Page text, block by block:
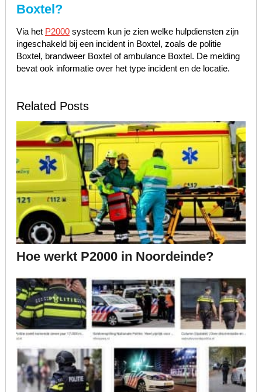
Boxtel?
Via het P2000systeem kun je zien welke hulpdiensten zijn
ingeschakeld bij een incident in Boxtel, zoals de politie
Boxtel, brandweer Boxtel of ambulance Boxtel. De melding
bevat ook informatie over het type incident en de locatie.
Related Posts
Hoe werkt P2000 in Noordeinde?